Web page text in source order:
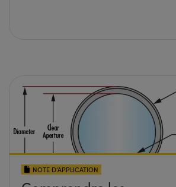
NOTE D’APPLICATION